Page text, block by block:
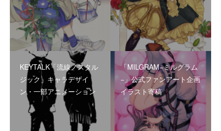
KEYTALK「流線ノスタル
ジック」キャラデザイ
ン・一部アニメーション
「MILGRAM−ミルグラム
−」公式ファンアート企画
イラスト寄稿